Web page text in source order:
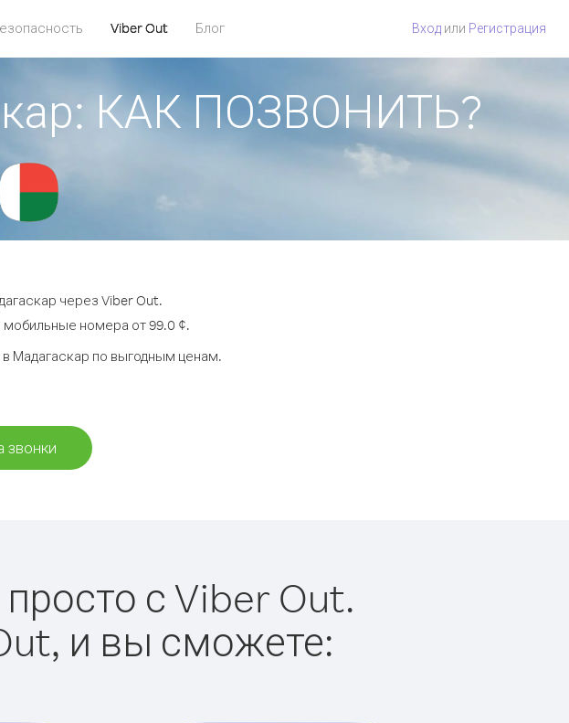
Viber Out Блог Вход или Регистрация
КАК ПОЗВОНИТЬ?
через Viber Out.
мобильные номера от 99.0 ¢.
в Мадагаскар по выгодным ценам.
звонки
с Viber Out.
и вы сможете: